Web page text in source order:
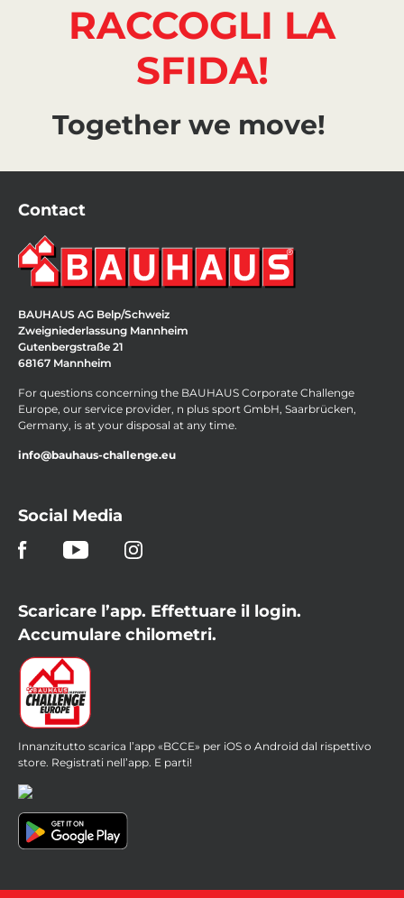
RACCOGLI LA
SFIDA!
Together we move!
Contact
BAUHAUS AG Belp/Schweiz
Zweigniederlassung Mannheim
Gutenbergstraße 21
68167 Mannheim
For questions concerning the BAUHAUS Corporate Challenge
Europe, our service provider, n plus sport GmbH, Saarbrücken,
Germany, is at your disposal at any time.
info@bauhaus-challenge.eu
Social Media
Scaricare l’app. Effettuare il login.
Accumulare chilometri.
Innanzitutto scarica l’app «BCCE» per iOS o Android dal rispettivo
store. Registrati nell’app. E parti!